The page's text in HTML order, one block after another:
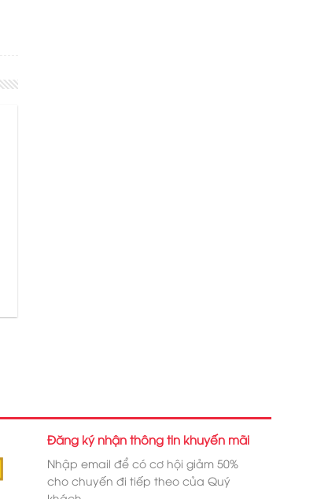
Đăng ký nhận thông tin khuyến mãi
Nhập email để có cơ hội giảm 50%
cho chuyến đi tiếp theo của Quý